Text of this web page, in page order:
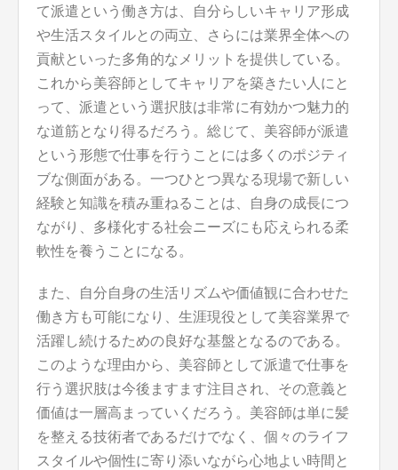
て派遣という働き方は、自分らしいキャリア形成
や生活スタイルとの両立、さらには業界全体への
貢献といった多角的なメリットを提供している。
これから美容師としてキャリアを築きたい人にと
って、派遣という選択肢は非常に有効かつ魅力的
な道筋となり得るだろう。総じて、美容師が派遣
という形態で仕事を行うことには多くのポジティ
ブな側面がある。一つひとつ異なる現場で新しい
経験と知識を積み重ねることは、自身の成長につ
ながり、多様化する社会ニーズにも応えられる柔
軟性を養うことになる。
また、自分自身の生活リズムや価値観に合わせた
働き方も可能になり、生涯現役として美容業界で
活躍し続けるための良好な基盤となるのである。
このような理由から、美容師として派遣で仕事を
行う選択肢は今後ますます注目され、その意義と
価値は一層高まっていくだろう。美容師は単に髪
を整える技術者であるだけでなく、個々のライフ
スタイルや個性に寄り添いながら心地よい時間と